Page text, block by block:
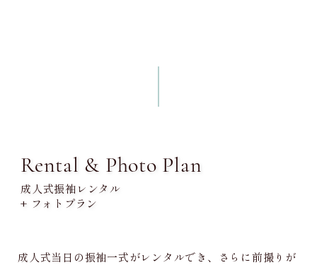
Rental & Photo Plan
成人式振袖レンタル
+ フォトプラン
成人式当日の振袖一式がレンタルでき、さらに前撮りが